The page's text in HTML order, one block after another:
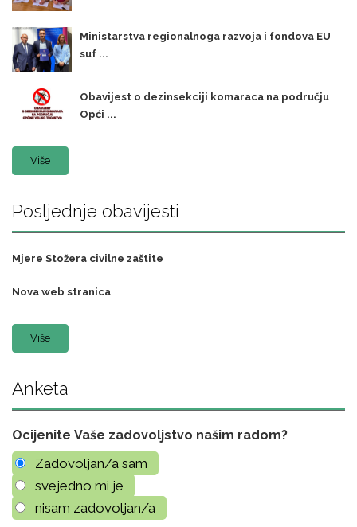
Ministarstva regionalnoga razvoja i fondova EU
suf ...
Obavijest o dezinsekciji komaraca na području
Opći ...
Više
Posljednje obavijesti
Mjere Stožera civilne zaštite
Nova web stranica
Više
Anketa
Ocijenite Vaše zadovoljstvo našim radom?
Zadovoljan/a sam
svejedno mi je
nisam zadovoljan/a